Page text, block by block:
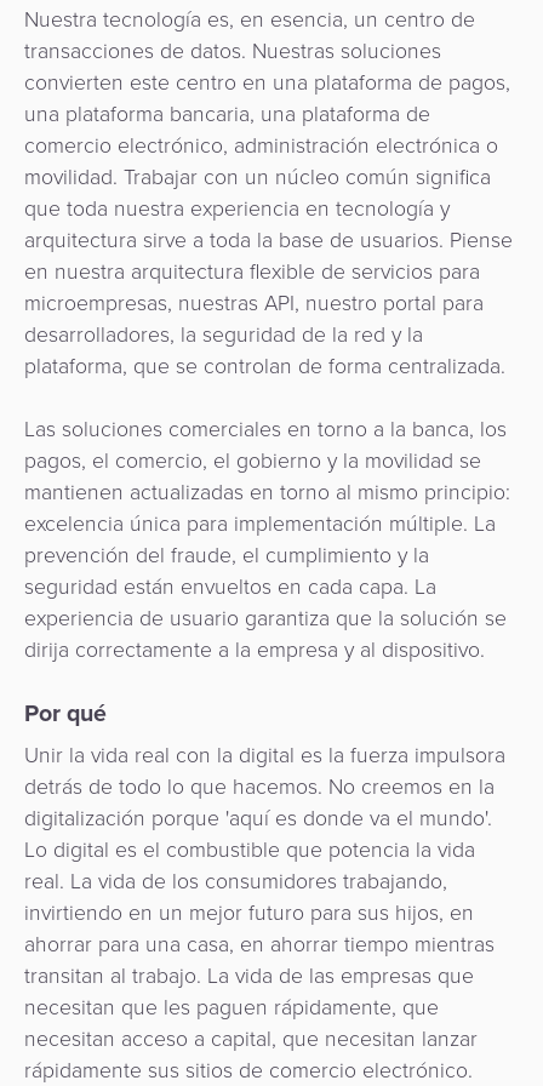
quioscos
Corresponsalía
Bancaria
Orquestación
de
Pagos
Nuestra tecnología es, en esencia, un centro de
transacciones de datos. Nuestras soluciones
convierten este centro en una plataforma de pagos,
una plataforma bancaria, una plataforma de
comercio electrónico, administración electrónica o
movilidad. Trabajar con un núcleo común significa
que toda nuestra experiencia en tecnología y
arquitectura sirve a toda la base de usuarios. Piense
en nuestra arquitectura flexible de servicios para
microempresas, nuestras API, nuestro portal para
desarrolladores, la seguridad de la red y la
plataforma, que se controlan de forma centralizada.
Las soluciones comerciales en torno a la banca, los
pagos, el comercio, el gobierno y la movilidad se
mantienen actualizadas en torno al mismo principio:
excelencia única para implementación múltiple. La
prevención del fraude, el cumplimiento y la
seguridad están envueltos en cada capa. La
experiencia de usuario garantiza que la solución se
dirija correctamente a la empresa y al dispositivo.
Por qué
Unir la vida real con la digital es la fuerza impulsora
detrás de todo lo que hacemos. No creemos en la
digitalización porque 'aquí es donde va el mundo'.
Lo digital es el combustible que potencia la vida
real. La vida de los consumidores trabajando,
invirtiendo en un mejor futuro para sus hijos, en
ahorrar para una casa, en ahorrar tiempo mientras
transitan al trabajo. La vida de las empresas que
necesitan que les paguen rápidamente, que
necesitan acceso a capital, que necesitan lanzar
rápidamente sus sitios de comercio electrónico.